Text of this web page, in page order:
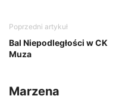
Poprzedni artykuł
Bal Niepodległości w CK
Muza
Marzena